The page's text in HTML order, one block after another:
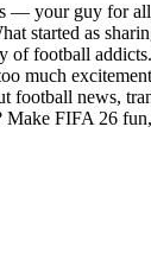
— your guy for
started as
of football
much
football news,
Make FIFA 26